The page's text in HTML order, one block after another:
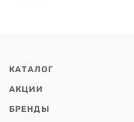
КАТАЛОГ
АКЦИИ
БРЕНДЫ